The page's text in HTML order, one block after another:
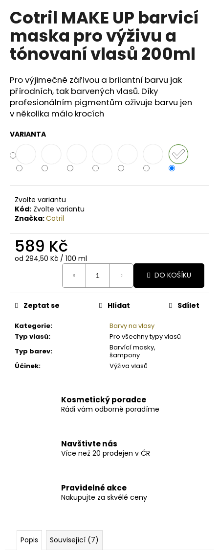
Cotril MAKE UP barvicí
maska pro výživu a
tónovaní vlasů 200ml
Pro výjimečně zářivou a brilantní barvu jak
přírodních, tak barvených vlasů. Díky
profesionálním pigmentům oživuje barvu jen
v několika málo krocích
VARIANTA
Zvolte variantu
Kód: Zvolte variantu
Značka:Cotril
589 Kč
Měrná
od 294,50 Kč / 100 ml
DO KOŠÍKU
Kategorie:
Barvy na vlasy
Typ vlasů:
Pro všechny typy vlasů
Typ barev:
Barvící masky,
šampony
Účinek: Výživa vlasů
Zeptat se Hlídat Sdílet
Kosmetický poradce
Rádi vám odborně poradíme
Navštivte nás
Více než 20 prodejen v ČR
Pravidelné akce
Nakupujte za skvělé ceny
Popis Související (7)
u
j
e
m
e
BODY
BY
SIMONA
LEMONGRASS
ORGANICKÉ
VYRÁBĚNÉ
MÁSLO
S
LEVANDULÍ
749
Kč